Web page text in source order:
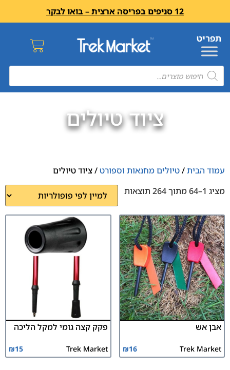
12 סניפים בפריסה ארצית – בואו לבקר
ציוד טיולים
עמוד הבית/טיולים מחנאות וספורט/ ציוד טיולים
מציג 1–64 מתוך 264 תוצאות
אבן אש
Trek Market
₪16
פקק קצה גומי למקל הליכה
Trek Market
₪15